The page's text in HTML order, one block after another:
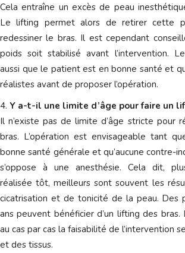
Cela entraîne un excès de peau
Le lifting permet alors de retirer cette
redessiner le bras. Il est cependant
poids soit stabilisé avant l’intervention. Le
aussi que le patient est en bonne santé et
réalistes avant de proposer l’opération.
Y a-t-il une limite d’âge pour faire un
Il n’existe pas de limite d’âge stricte pour
bras. L’opération est envisageable tant
bonne santé générale et qu’aucune contre-
s’oppose à une anesthésie. Cela dit,
réalisée tôt, meilleurs sont souvent les
cicatrisation et de tonicité de la peau. Des
ans peuvent bénéficier d’un lifting des bras.
au cas par cas la faisabilité de l’intervention
et des tissus.